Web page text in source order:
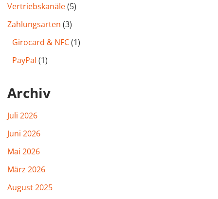
Vertriebskanäle(5)
Zahlungsarten (3)
Girocard & NFC(1)
PayPal (1)
Archiv
Juli 2026
Juni 2026
Mai 2026
März 2026
August 2025